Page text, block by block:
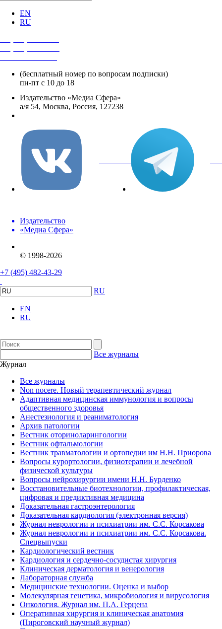
EN
RU
(бесплатный номер по вопросам подписки)
пн-пт с 10 до 18
Издательство «Медиа Сфера»
а/я 54, Москва, Россия, 127238
вКонтакте
Издательство
«Медиа Сфера»
© 1998-2026
+7 (495) 482-43-29
RU
EN
RU
Все журналы
Журнал
Все журналы
Non nocere. Новый терапевтический журнал
Адаптивная медицинская иммунология и вопросы
общественного здоровья
Анестезиология и реаниматология
Архив патологии
Вестник оториноларингологии
Вестник офтальмологии
Вестник травматологии и ортопедии им Н.Н. Приорова
Вопросы курортологии, физиотерапии и лечебной
физической культуры
Вопросы нейрохирургии имени Н.Н. Бурденко
Восстановительные биотехнологии, профилактическая,
цифровая и предиктивная медицина
Доказательная гастроэнтерология
Доказательная кардиология (электронная версия)
Журнал неврологии и психиатрии им. С.С. Корсакова
Журнал неврологии и психиатрии им. С.С. Корсакова.
Спецвыпуски
Кардиологический вестник
Кардиология и сердечно-сосудистая хирургия
Клиническая дерматология и венерология
Лабораторная служба
Медицинские технологии. Оценка и выбор
Молекулярная генетика, микробиология и вирусология
Онкология. Журнал им. П.А. Герцена
Оперативная хирургия и клиническая анатомия
(Пироговский научный журнал)